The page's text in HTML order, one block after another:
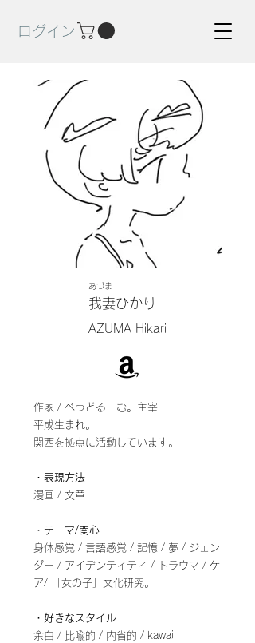
ログイン
あづま
我妻ひかり
AZUMA Hikari
作家 / べっどるーむ。主宰
平成生まれ。
関西を拠点に活動しています。
・表現方法
漫画 / 文章
・テーマ/関心
身体感覚 / 言語感覚 / 記憶 / 夢 / ジェン
ダー / アイデンティティ / トラウマ / ケ
ア/ 「女の子」文化研究。
・好きなスタイル
余白 / 比喩的 / 内省的 / kawaii